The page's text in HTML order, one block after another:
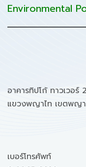
Environmental
อาคารทิปโก้ ทาวเวอร์
แขวงพญาไท เขตพญ
เบอร์โทรศัพท์